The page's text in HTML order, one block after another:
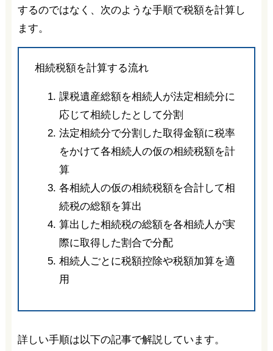
するのではなく、次のような手順で税額を計算し
ます。
相続税額を計算する流れ
課税遺産総額を相続人が法定相続分に
応じて相続したとして分割
法定相続分で分割した取得金額に税率
をかけて各相続人の仮の相続税額を計
算
各相続人の仮の相続税額を合計して相
続税の総額を算出
算出した相続税の総額を各相続人が実
際に取得した割合で分配
相続人ごとに税額控除や税額加算を適
用
詳しい手順は以下の記事で解説しています。